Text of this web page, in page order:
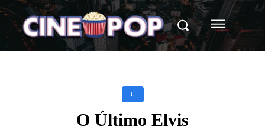
U
O Último Elvis